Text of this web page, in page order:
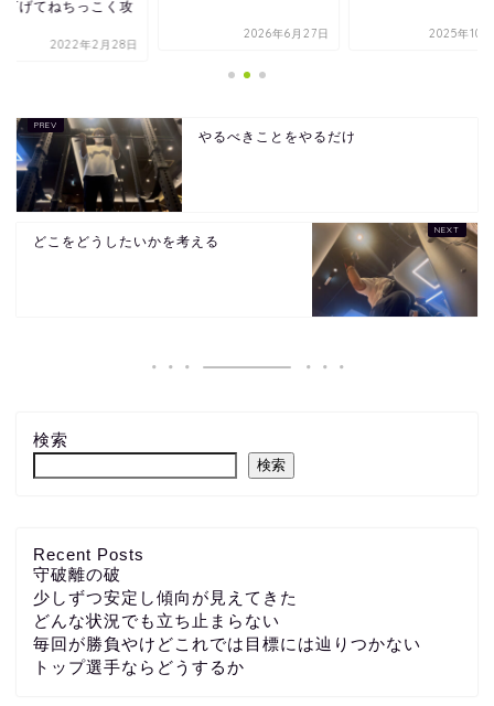
下げてねちっこく攻
2022年2月28日
2026年6月27日 2025年10
やるべきことをやるだけ
どこをどうしたいかを考える
検索
検索
Recent Posts
守破離の破
少しずつ安定し傾向が見えてきた
どんな状況でも立ち止まらない
毎回が勝負やけどこれでは目標には辿りつかない
トップ選手ならどうするか